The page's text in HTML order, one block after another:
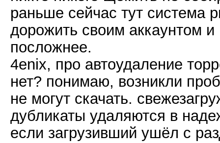
раньше сейчас тут система
дорожить своим аккаунтом
посложнее.
4enix, про автоудаление
нет? понимаю, возникли
не могут скачать.
дубликаты удаляются в
если загрузивший ушёл с